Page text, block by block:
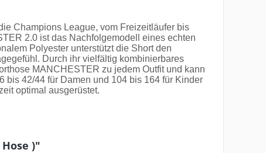
Champions League, vom Freizeitläufer bis
2.0 ist das Nachfolgemodell eines echten
Polyester unterstützt die Short den
Durch ihr vielfältig kombinierbares
MANCHESTER zu jedem Outfit und kann
bis 42/44 für Damen und 104 bis 164 für Kinder
optimal ausgerüstet.
)"